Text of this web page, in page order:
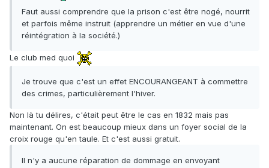
Faut aussi comprendre que la prison c'est être nogé, nourrit
et parfois même instruit (apprendre un métier en vue d'une
réintégration à la société.)
Le club med quoi
Je trouve que c'est un effet ENCOURANGEANT à commettre
des crimes, particulièrement l'hiver.
Non là tu délires, c'était peut être le cas en 1832 mais pas
maintenant. On est beaucoup mieux dans un foyer social de la
croix rouge qu'en taule. Et c'est aussi gratuit.
Il n'y a aucune réparation de dommage en envoyant